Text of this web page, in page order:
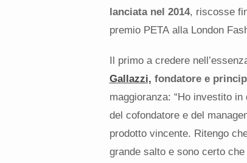
lanciata nel 2014, riscosse
premio PETA alla London
Il primo a credere
Gallazzi, fondatore e
maggioranza: “Ho investito
del cofondatore e del
prodotto vincente. Ritengo
grande salto e sono certo